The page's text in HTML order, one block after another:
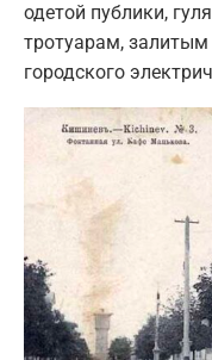
одетой публики,
тротуарам,
городского